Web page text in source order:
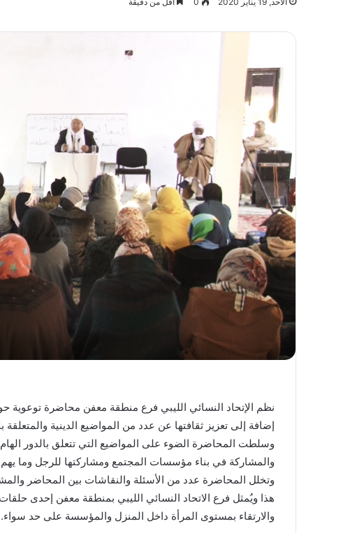
نظم الإتحاد النسائي الليبي فرع منطقة معفن محاضرة توعوية
إضافة إلى تعزيز ثقافتها عن عدد من المواضيع الدينية والمتعلقة
وسلطت المحاضرة الضوء على المواضيع التي تتعلق بالدور الهام
والمشاركة في بناء مؤسسات المجتمع ومشاركتها للرجل وما
وتخلل المحاضرة عدد من الأسئلة والنقاشات بين المحاضر
هذا ويُمثل فرع الاتحاد النسائي الليبي بمنطقة معفن إحدى
والارتقاء بمستوى المرأة داخل المنزل والمؤسسة على حد سواء.